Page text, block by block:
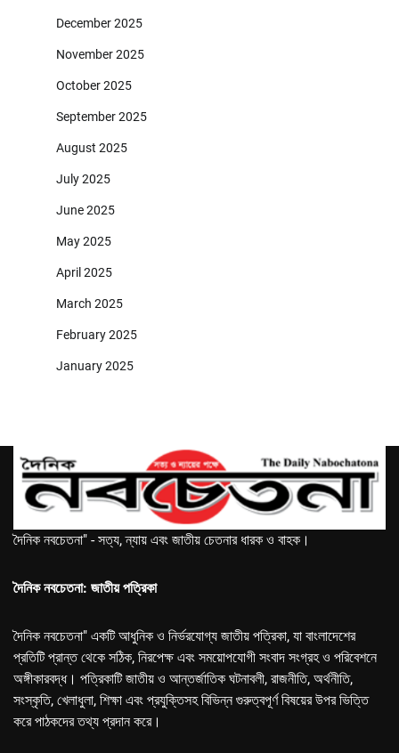
December 2025
November 2025
October 2025
September 2025
August 2025
July 2025
June 2025
May 2025
April 2025
March 2025
February 2025
January 2025
দৈনিক নবচেতনা" - সত্য, ন্যায় এবং জাতীয় চেতনার ধারক ও বাহক।
দৈনিক নবচেতনা: জাতীয় পত্রিকা
দৈনিক নবচেতনা" একটি আধুনিক ও নির্ভরযোগ্য জাতীয় পত্রিকা, যা বাংলাদেশের
প্রতিটি প্রান্ত থেকে সঠিক, নিরপেক্ষ এবং সময়োপযোগী সংবাদ সংগ্রহ ও পরিবেশনে
অঙ্গীকারবদ্ধ। পত্রিকাটি জাতীয় ও আন্তর্জাতিক ঘটনাবলী, রাজনীতি, অর্থনীতি,
সংস্কৃতি, খেলাধুলা, শিক্ষা এবং প্রযুক্তিসহ বিভিন্ন গুরুত্বপূর্ণ বিষয়ের উপর ভিত্তি
করে পাঠকদের তথ্য প্রদান করে।